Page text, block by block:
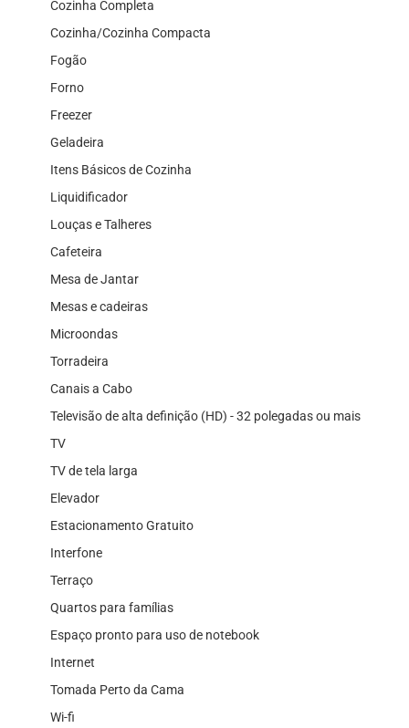
Cozinha Completa
Cozinha/Cozinha Compacta
Fogão
Forno
Freezer
Geladeira
Itens Básicos de Cozinha
Liquidificador
Louças e Talheres
Cafeteira
Mesa de Jantar
Mesas e cadeiras
Microondas
Torradeira
Canais a Cabo
Televisão de alta definição (HD) - 32 polegadas ou mais
TV
TV de tela larga
Elevador
Estacionamento Gratuito
Interfone
Terraço
Quartos para famílias
Espaço pronto para uso de notebook
Internet
Tomada Perto da Cama
Wi-fi